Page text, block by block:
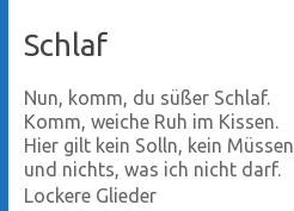
Schlaf
Nun, komm, du süßer Schlaf.
Komm, weiche Ruh im Kissen.
Hier gilt kein Solln, kein Müssen
und nichts, was ich nicht darf.
Lockere Glieder